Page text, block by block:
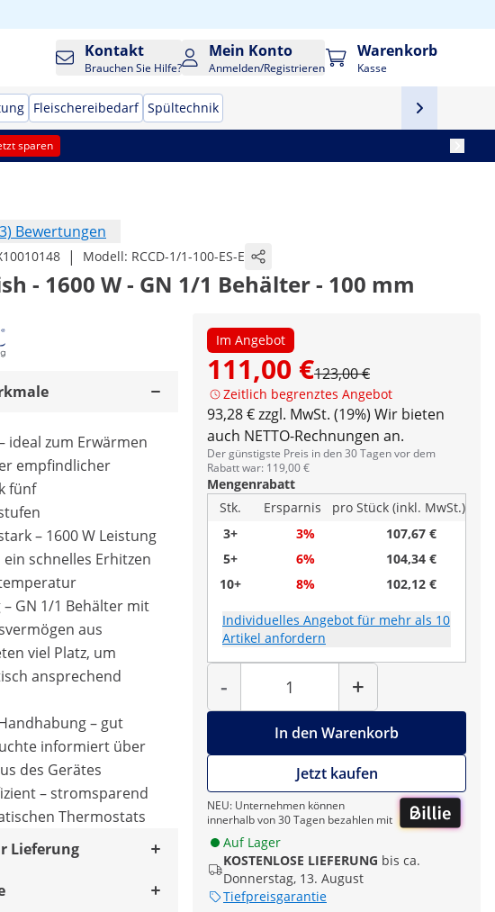
Kontakt
Brauchen Sie Hilfe?
Mein Konto
Anmelden/Registrieren
Warenkorb
Kasse
Fleischereibedarf Spültechnik
sparen
Bewertungen
| Modell: RCCD-1/1-100-ES-E
- 1600 W - GN 1/1 Behälter - 100 mm
Im Angebot
111,00 €123,00 €
Zeitlich begrenztes Angebot
93,28 € zzgl. MwSt. (19%) Wir bieten
auch NETTO-Rechnungen an.
Der günstigste Preis in den 30 Tagen vor dem
Rabatt war: 119,00 €
Mengenrabatt
Stk.
Ersparnis
pro Stück (inkl. MwSt.)
3+
3%
107,67 €
5+
6%
104,34 €
10+
8% 102,12 €
Individuelles Angebot für mehr als 10
Artikel anfordern
-
Menge
+
In den Warenkorb
Jetzt kaufen
NEU: Unternehmen können
innerhalb von 30 Tagen bezahlen mit
Auf Lager
KOSTENLOSE LIEFERUNG bis ca.
Donnerstag, 13. August
Tiefpreisgarantie
ideal zum Erwärmen
empfindlicher
fünf
– 1600 W Leistung
schnelles Erhitzen
GN 1/1 Behälter mit
aus
viel Platz, um
ansprechend
– gut
informiert über
des Gerätes
– stromsparend
Thermostats
Lieferung